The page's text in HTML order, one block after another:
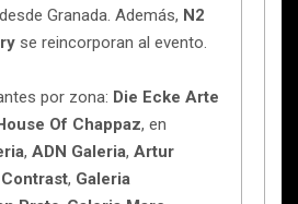
Granada. Además, N2
se reincorporan al evento.
por zona: Die Ecke Arte
Of Chappaz, en
, ADN Galeria, Artur
, Galeria